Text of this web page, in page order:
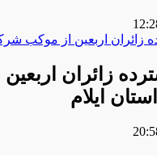
زائران
ایلام